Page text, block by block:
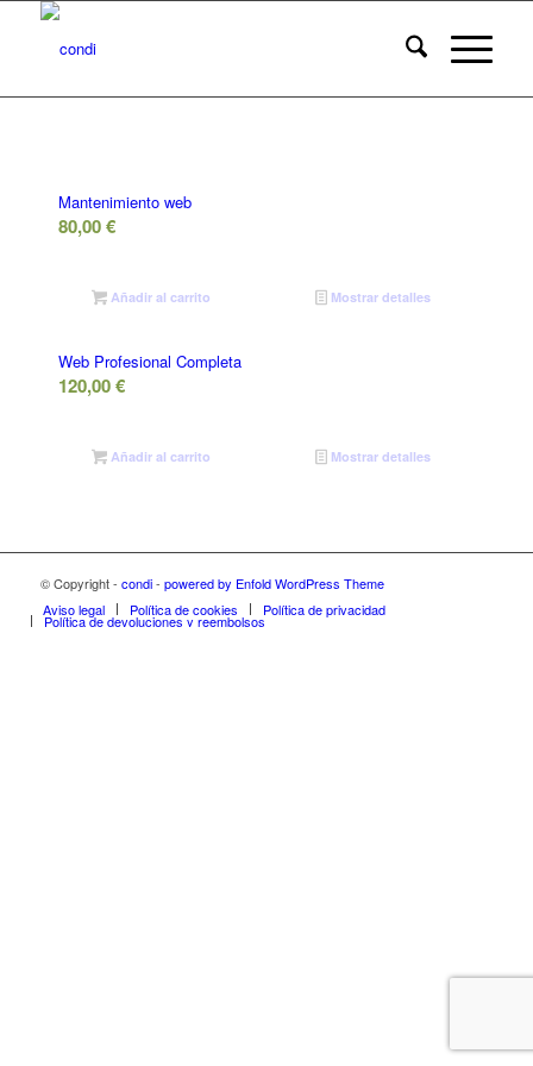
Mantenimiento web
80,00€
Añadir al carrito Mostrar detalles
Web Profesional Completa
120,00€
Añadir al carrito Mostrar detalles
© Copyright - condi- powered by Enfold WordPress Theme
Aviso legal
Política de cookies Política de privacidad
Política de devoluciones y reembolsos